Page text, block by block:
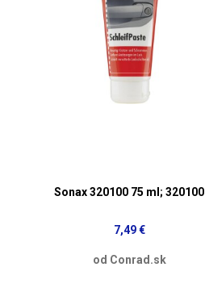
Sonax 320100 75 ml; 320100
7,49 €
od Conrad.sk